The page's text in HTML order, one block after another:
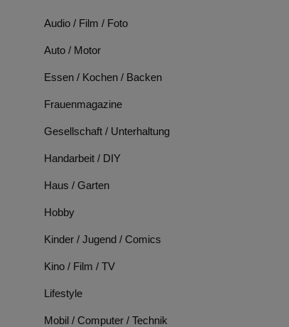
Audio / Film / Foto
Auto / Motor
Essen / Kochen / Backen
Frauenmagazine
Gesellschaft / Unterhaltung
Handarbeit / DIY
Haus / Garten
Hobby
Kinder / Jugend / Comics
Kino / Film / TV
Lifestyle
Mobil / Computer / Technik